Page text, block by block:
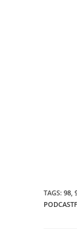
TAGS: 98